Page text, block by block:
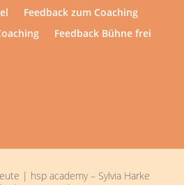
Feedback zum Coaching
Feedback Bühne frei
| hsp academy – Sylvia Harke